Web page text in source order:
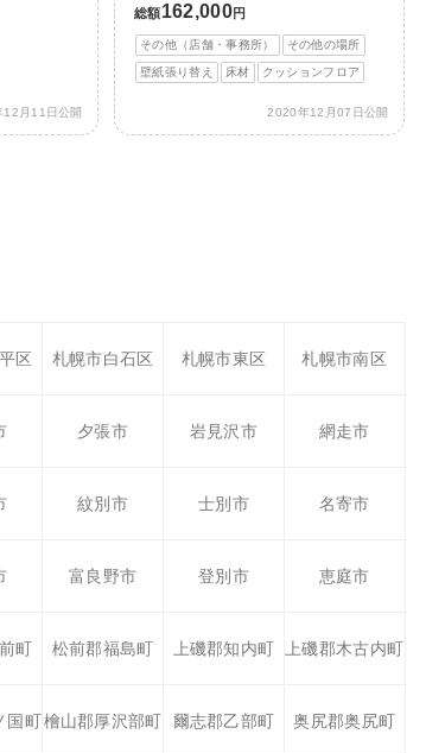
月11日公開
総額 162,000円
その他（店舗・事務所） その他の場所
壁紙張り替え 床材 クッションフロア
2020年12月07日公開
区 札幌市白石区 札幌市東区 札幌市南区
夕張市 岩見沢市 網走市
紋別市 士別市 名寄市
富良野市 登別市 恵庭市
町 松前郡福島町 上磯郡知内町 上磯郡木古内町
国町檜山郡厚沢部町 爾志郡乙部町 奥尻郡奥尻町